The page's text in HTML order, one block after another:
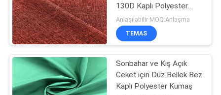
130D Kaplı Polyester
Kumaş Düz Melanj
Anlaşılabilir MOQ:Anlaşma
TEMAS
Sonbahar ve Kış Açık
Ceket için Düz Bellek Bez
Kaplı Polyester Kumaş